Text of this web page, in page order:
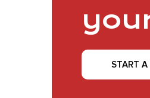
START A